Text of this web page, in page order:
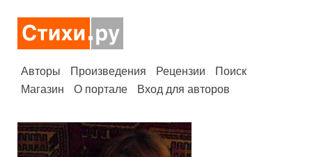
Авторы Произведения Рецензии
Поиск
Магазин
О портале Вход для авторов